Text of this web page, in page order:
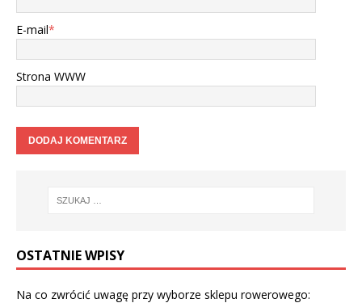
E-mail*
Strona WWW
OSTATNIE WPISY
Na co zwrócić uwagę przy wyborze sklepu rowerowego: